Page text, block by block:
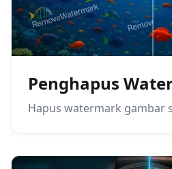
Penghapus
Hapus watermark gambar